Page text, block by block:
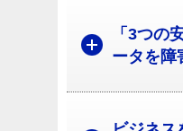
「3つの
ータを障